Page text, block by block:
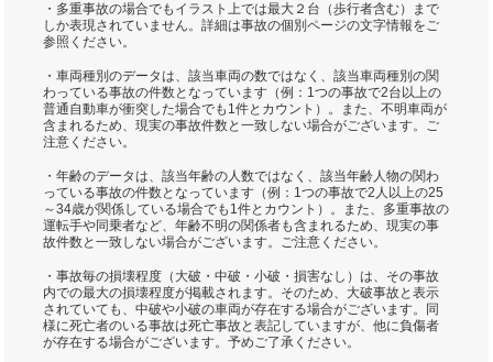
・多重事故の場合でもイラスト上では最大２台（歩行者含む）まで
しか表現されていません。詳細は事故の個別ページの文字情報をご
参照ください。
・車両種別のデータは、該当車両の数ではなく、該当車両種別の関
わっている事故の件数となっています（例：1つの事故で2台以上の
普通自動車が衝突した場合でも1件とカウント）。また、不明車両が
含まれるため、現実の事故件数と一致しない場合がございます。ご
注意ください。
・年齢のデータは、該当年齢の人数ではなく、該当年齢人物の関わ
っている事故の件数となっています（例：1つの事故で2人以上の25
～34歳が関係している場合でも1件とカウント）。また、多重事故の
運転手や同乗者など、年齢不明の関係者も含まれるため、現実の事
故件数と一致しない場合がございます。ご注意ください。
・事故毎の損壊程度（大破・中破・小破・損害なし）は、その事故
内での最大の損壊程度が掲載されます。そのため、大破事故と表示
されていても、中破や小破の車両が存在する場合がございます。同
様に死亡者のいる事故は死亡事故と表記していますが、他に負傷者
が存在する場合がございます。予めご了承ください。